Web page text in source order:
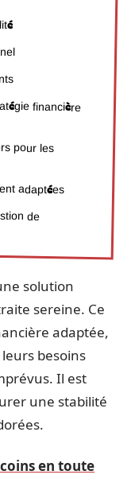
financière
pour les
adaptées
de
solution
sereine. Ce
adaptée,
besoins
Il est
une stabilité
en toute